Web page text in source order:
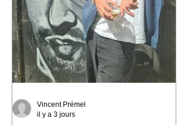
Vincent Prémel
il y a 3 jours